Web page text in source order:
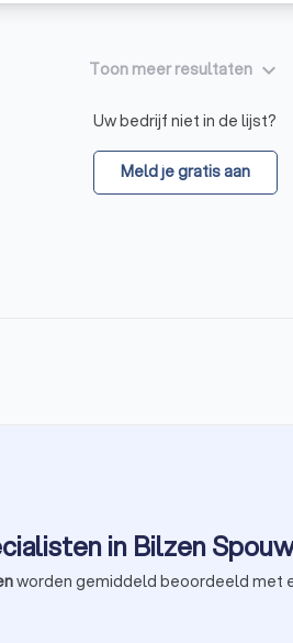
Toon meer resultaten keyboard_arrow_down
Uw bedrijf niet in de lijst?
Meld je gratis aan
in Bilzen
worden gemiddeld beoordeeld met